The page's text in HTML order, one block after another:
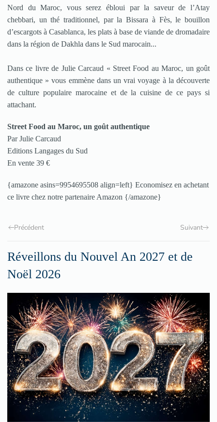
Nord du Maroc, vous serez ébloui par la saveur de l’Atay
chebbari, un thé traditionnel, par la Bissara à Fès, le bouillon
d’escargots à Casablanca, les plats à base de viande de dromadaire
dans la région de Dakhla dans le Sud marocain...
Dans ce livre de Julie Carcaud « Street Food au Maroc, un goût
authentique » vous emmène dans un vrai voyage à la découverte
de culture populaire marocaine et de la cuisine de ce pays si
attachant.
Street Food au Maroc, un goût authentique
Par Julie Carcaud
Editions Langages du Sud
En vente 39 €
{amazone asins=9954695508 align=left} Economisez en achetant
ce livre chez notre partenaire Amazon {/amazone}
Précédent Suivant
Réveillons du Nouvel An 2027 et de
Noël 2026